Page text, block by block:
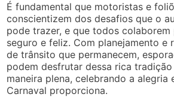
É fundamental que motoristas e
conscientizem dos desafios que o
pode trazer, e que todos colaborem
seguro e feliz. Com planejamento e
de trânsito que permanecem,
podem desfrutar dessa rica
maneira plena, celebrando a alegria
Carnaval proporciona.